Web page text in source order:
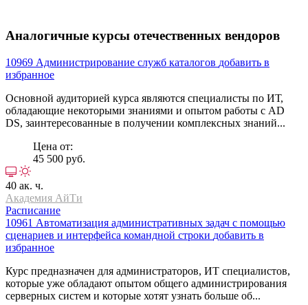
Аналогичные курсы отечественных вендоров
10969 Администрирование служб каталогов добавить в
избранное
Основной аудиторией курса являются специалисты по ИТ,
обладающие некоторыми знаниями и опытом работы с AD
DS, заинтересованные в получении комплексных знаний...
Цена от:
45 500 руб.
40 ак. ч.
Академия АйТи
Расписание
10961 Автоматизация административных задач с помощью
сценариев и интерфейса командной строки добавить в
избранное
Курс предназначен для администраторов, ИТ специалистов,
которые уже обладают опытом общего администрирования
серверных систем и которые хотят узнать больше об...